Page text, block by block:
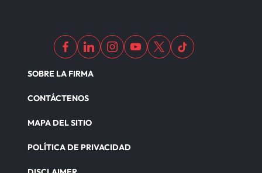
SOBRE LA FIRMA
CONTÁCTENOS
MAPA DEL SITIO
POLÍTICA DE PRIVACIDAD